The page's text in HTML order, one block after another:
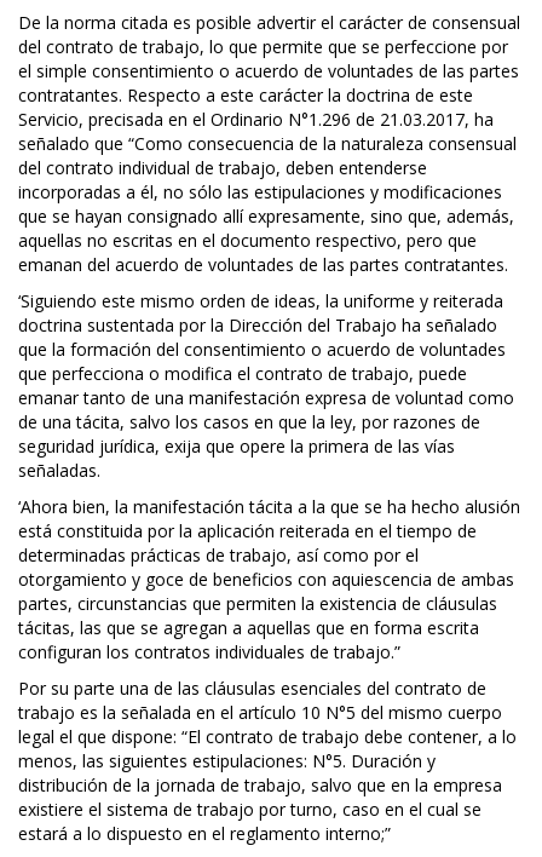
De la norma citada es posible advertir el carácter de consensual
del contrato de trabajo, lo que permite que se perfeccione por
el simple consentimiento o acuerdo de voluntades de las partes
contratantes. Respecto a este carácter la doctrina de este
Servicio, precisada en el Ordinario N°1.296 de 21.03.2017, ha
señalado que “Como consecuencia de la naturaleza consensual
del contrato individual de trabajo, deben entenderse
incorporadas a él, no sólo las estipulaciones y modificaciones
que se hayan consignado allí expresamente, sino que, además,
aquellas no escritas en el documento respectivo, pero que
emanan del acuerdo de voluntades de las partes contratantes.
‘Siguiendo este mismo orden de ideas, la uniforme y reiterada
doctrina sustentada por la Dirección del Trabajo ha señalado
que la formación del consentimiento o acuerdo de voluntades
que perfecciona o modifica el contrato de trabajo, puede
emanar tanto de una manifestación expresa de voluntad como
de una tácita, salvo los casos en que la ley, por razones de
seguridad jurídica, exija que opere la primera de las vías
señaladas.
‘Ahora bien, la manifestación tácita a la que se ha hecho alusión
está constituida por la aplicación reiterada en el tiempo de
determinadas prácticas de trabajo, así como por el
otorgamiento y goce de beneficios con aquiescencia de ambas
partes, circunstancias que permiten la existencia de cláusulas
tácitas, las que se agregan a aquellas que en forma escrita
configuran los contratos individuales de trabajo.”
Por su parte una de las cláusulas esenciales del contrato de
trabajo es la señalada en el artículo 10 N°5 del mismo cuerpo
legal el que dispone: “El contrato de trabajo debe contener, a lo
menos, las siguientes estipulaciones: N°5. Duración y
distribución de la jornada de trabajo, salvo que en la empresa
existiere el sistema de trabajo por turno, caso en el cual se
estará a lo dispuesto en el reglamento interno;”